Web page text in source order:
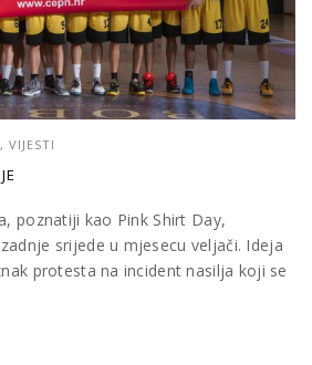
, VIJESTI
poznatiji kao Pink Shirt Day,
srijede u mjesecu veljači. Ideja
protesta na incident nasilja koji se